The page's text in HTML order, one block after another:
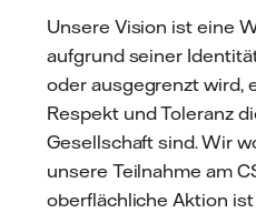
Unsere Vision ist eine
aufgrund seiner
oder ausgegrenzt wird,
Respekt und Toleranz
Gesellschaft sind. Wir
unsere Teilnahme am
oberflächliche Aktion